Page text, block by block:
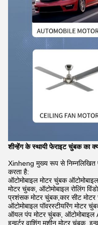
शीन्हेंग के स्थायी फेराइट चुंबक का
Xinheng मुख्य रूप से निम्नलिखित
करता है:
ऑटोमोबाइल मोटर चुंबक
मोटर चुंबक, ऑटोमोबाइल रोलिंग
प्रशंसक मोटर चुंबक,कार सीट
ऑटोमोबाइल पॉवरस्टीयरिंग मोटर
ऑयल पंप मोटर चुंबक, ऑटोमोबाइल
इन्वर्टर वाशिंग मशीन मोटर चुंबक,